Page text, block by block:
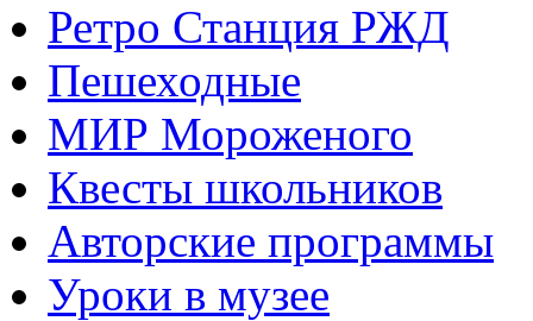
Ретро Станция РЖД
Пешеходные
МИР Мороженого
Квесты школьников
Авторские программы
Уроки в музее